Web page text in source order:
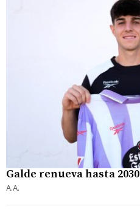
Galde renueva hasta 2030
A.A.